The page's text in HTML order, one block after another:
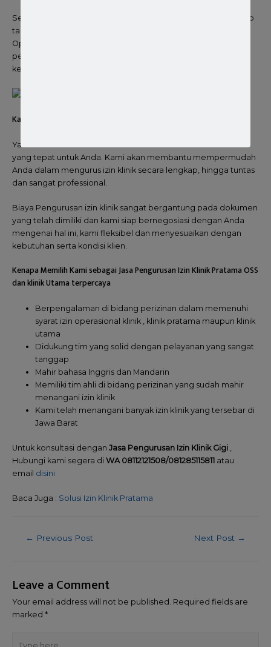
Semua syarat tersebut harus Anda lengkapi dan bersifat Wajib
tanpa terkecuali, Memang untuk mendapatkan Izin
Operasional Klinik, Pemerintah Indonesia memberlakukan
persyaratan yang banyak karena klinik adalah fasilitas
kesehatan yang berkaitan dengan nyawa manusia.
Kami Solusi Biro Jasa Izin Klinik Pratama serta izin operasional Klinik
Ya kami adalah solusi Biro Jasa Izin Klinik Utama dan Pratama
yang tepat untuk Anda. Kami akan membantu mempermudah
Anda dalam mengurus izin klinik secara lengkap, hingga tuntas
dan sangat professional.
Biaya Pengurusan izin klinik sangat bergantung pada dokumen
yang telah dimiliki dan kami siap bernegosiasi dengan Anda
mengenai hal ini, kami fleksibel dan menyesuaikan dengan
kebutuhan serta kondisi klien.
Kenapa Memilih Kami sebagai Jasa Pengurusan Izin Klinik Pratama OSS
dan klinik Utama terpercaya
Berpengalaman di bidang perizinan dalam memenuhi
syarat izin operasional klinik , klinik pratama maupun klinik
utama
Didukung tim yang solid dengan pelayanan yang sangat
tanggap
Mahir bahasa Inggris dan Mandarin
Memiliki tim ahli di bidang perizinan yang sudah mahir
menangani izin klinik
Kami telah menangani banyak izin klinik yang tersebar di
Jawa Barat
Untuk konsultasi dengan Jasa Pengurusan Izin Klinik Gigi
Hubungi kami segera di WA 08112121508/081285115811 atau
email disini
Baca Juga : Solusi Izin Klinik Pratama
← Previous Post Next Post →
Leave a Comment
Your email address will not be published. Required fields are
marked *